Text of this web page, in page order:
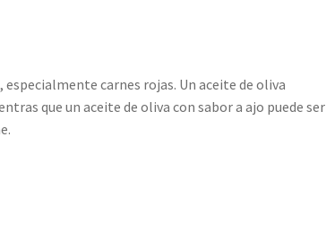
carnes rojas. Un aceite de oliva
que un aceite de oliva con sabor a ajo puede ser